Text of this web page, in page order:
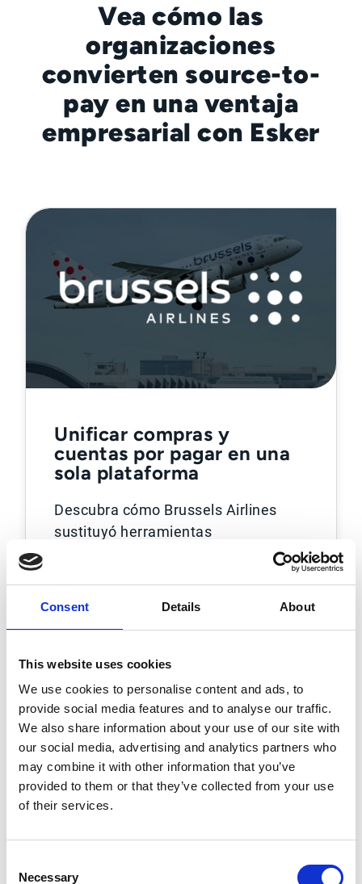
Consent Details About
This website uses cookies
We use cookies to personalise content and ads, to
provide social media features and to analyse our traffic.
We also share information about your use of our site with
our social media, advertising and analytics partners who
may combine it with other information that you’ve
provided to them or that they’ve collected from your use
of their services.
Selection
Necessary
Vea cómo las
organizaciones
convierten source-to-
pay en una ventaja
empresarial con Esker
Unificar compras y
cuentas por pagar en una
sola plataforma
Descubra cómo Brussels Airlines
sustituyó herramientas
desconectadas por un enfoque más
Leer el caso de cliente de
Brussels Airlines